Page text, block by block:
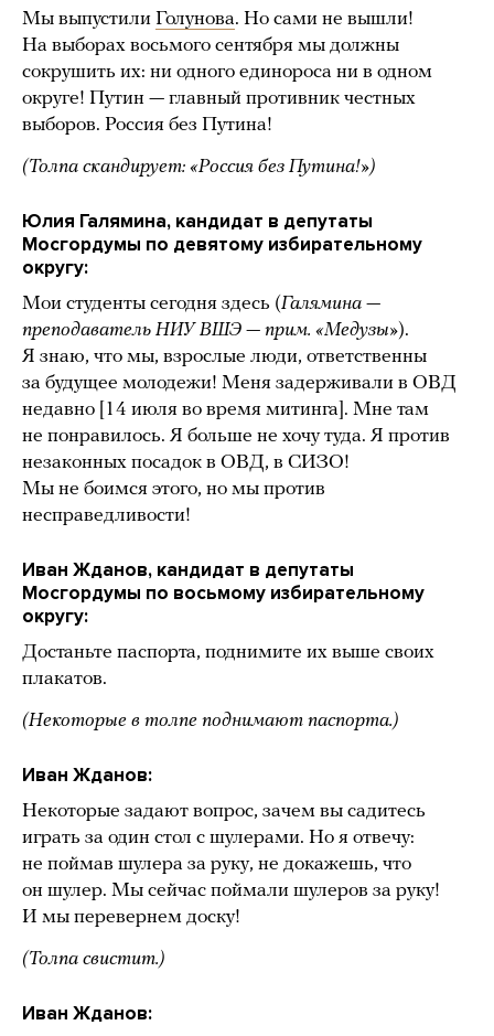
Мы выпустили Голунова. Но сами не вышли!
На выборах восьмого сентября мы должны
сокрушить их: ни одного единороса ни в одном
округе! Путин — главный противник честных
выборов. Россия без Путина!
(Толпа скандирует: «Россия без Путина!»)
Юлия Галямина, кандидат в депутаты
Мосгордумы по девятому избирательному
округу:
Мои студенты сегодня здесь (Галямина —
преподаватель НИУ ВШЭ — прим. «Медузы»).
Я знаю, что мы, взрослые люди, ответственны
за будущее молодежи! Меня задерживали в ОВД
недавно [14 июля во время митинга]. Мне там
не понравилось. Я больше не хочу туда. Я против
незаконных посадок в ОВД, в СИЗО!
Мы не боимся этого, но мы против
несправедливости!
Иван Жданов, кандидат в депутаты
Мосгордумы по восьмому избирательному
округу:
Достаньте паспорта, поднимите их выше своих
плакатов.
(Некоторые в толпе поднимают паспорта.)
Иван Жданов:
Некоторые задают вопрос, зачем вы садитесь
играть за один стол с шулерами. Но я отвечу:
не поймав шулера за руку, не докажешь, что
он шулер. Мы сейчас поймали шулеров за руку!
И мы перевернем доску!
(Толпа свистит.)
Иван Жданов: